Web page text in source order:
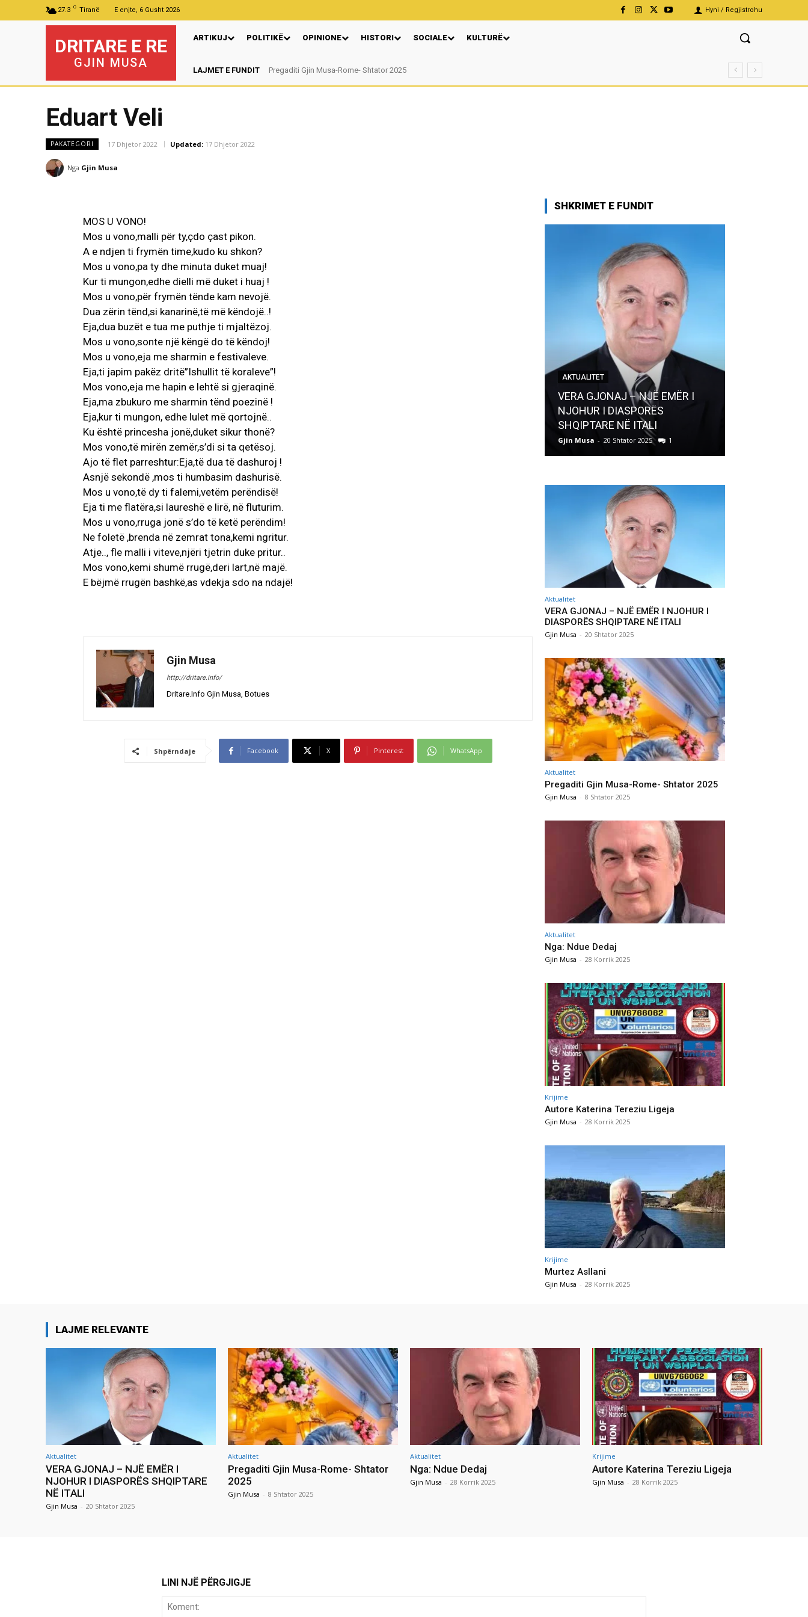
27.3 C Tiranë E enjte, 6 Gusht 2026 Hyni / Regjistrohu
DRITARE E RE
GJIN MUSA
ARTIKUJ POLITIKË OPINIONE HISTORI SOCIALE KULTURË
LAJMET E FUNDIT Pregaditi Gjin Musa-Rome- Shtator 2025
Nga: Ndue Dedaj
Eduart Veli
PAKATEGORI 17 Dhjetor 2022 Updated: 17 Dhjetor 2022
Nga Gjin Musa
MOS U VONO!
Mos u vono,malli për ty,çdo çast pikon.
A e ndjen ti frymën time,kudo ku shkon?
Mos u vono,pa ty dhe minuta duket muaj!
Kur ti mungon,edhe dielli më duket i huaj !
Mos u vono,për frymën tënde kam nevojë.
Dua zërin tënd,si kanarinë,të më këndojë..!
Eja,dua buzët e tua me puthje ti mjaltëzoj.
Mos u vono,sonte një këngë do të këndoj!
Mos u vono,eja me sharmin e festivaleve.
Eja,ti japim pakëz dritë”Ishullit të koraleve”!
Mos vono,eja me hapin e lehtë si gjeraqinë.
Eja,ma zbukuro me sharmin tënd poezinë !
Eja,kur ti mungon, edhe lulet më qortojnë..
Ku është princesha jonë,duket sikur thonë?
Mos vono,të mirën zemër,s’di si ta qetësoj.
Ajo të flet parreshtur:Eja,të dua të dashuroj !
Asnjë sekondë ,mos ti humbasim dashurisë.
Mos u vono,të dy ti falemi,vetëm perëndisë!
Eja ti me flatëra,si laureshë e lirë, në fluturim.
Mos u vono,rruga jonë s’do të ketë perëndim!
Ne foletë ,brenda në zemrat tona,kemi ngritur.
Atje.., fle malli i viteve,njëri tjetrin duke pritur..
Mos vono,kemi shumë rrugë,deri lart,në majë.
E bëjmë rrugën bashkë,as vdekja sdo na ndajë!
Gjin Musa
http://dritare.info/
Dritare.Info Gjin Musa, Botues
Shpërndaje Facebook X Pinterest WhatsApp
SHKRIMET E FUNDIT
AKTUALITET
VERA GJONAJ – NJË EMËR I
NJOHUR I DIASPORËS
SHQIPTARE NË ITALI
Gjin Musa - 20 Shtator 2025 1
Aktualitet
VERA GJONAJ – NJË EMËR I NJOHUR I
DIASPORËS SHQIPTARE NË ITALI
Gjin Musa - 20 Shtator 2025
Aktualitet
Pregaditi Gjin Musa-Rome- Shtator 2025
Gjin Musa - 8 Shtator 2025
Aktualitet
Nga: Ndue Dedaj
Gjin Musa - 28 Korrik 2025
Krijime
Autore Katerina Tereziu Ligeja
Gjin Musa - 28 Korrik 2025
Krijime
Murtez Asllani
Gjin Musa - 28 Korrik 2025
LAJME RELEVANTE
Aktualitet
VERA GJONAJ – NJË EMËR I
NJOHUR I DIASPORËS SHQIPTARE
NË ITALI
Gjin Musa - 20 Shtator 2025
Aktualitet
Pregaditi Gjin Musa-Rome- Shtator
2025
Gjin Musa - 8 Shtator 2025
Aktualitet
Nga: Ndue Dedaj
Gjin Musa - 28 Korrik 2025
Krijime
Autore Katerina Tereziu Ligeja
Gjin Musa - 28 Korrik 2025
LINI NJË PËRGJIGJE